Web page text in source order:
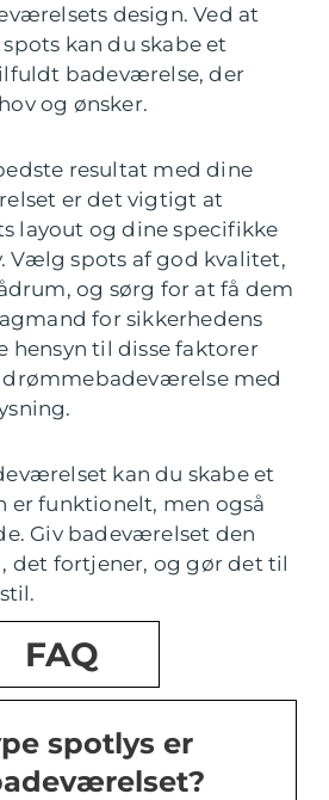
design. Ved at
kan du skabe et
badeværelse, der
og ønsker.
resultat med dine
er det vigtigt at
layout og dine specifikke
Vælg spots af god kvalitet,
og sørg for at få dem
for sikkerhedens
hensyn til disse faktorer
drømmebadeværelse med
kan du skabe et
er funktionelt, men også
Giv badeværelset den
det fortjener, og gør det til
FAQ
spotlys er